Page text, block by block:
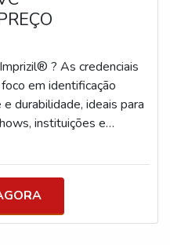
? As credenciais
em identificação
durabilidade, ideais para
instituições e
exclusivos: • Padrão
Padrão FIFA (Slim) – 140
mm • Outros tamanhos